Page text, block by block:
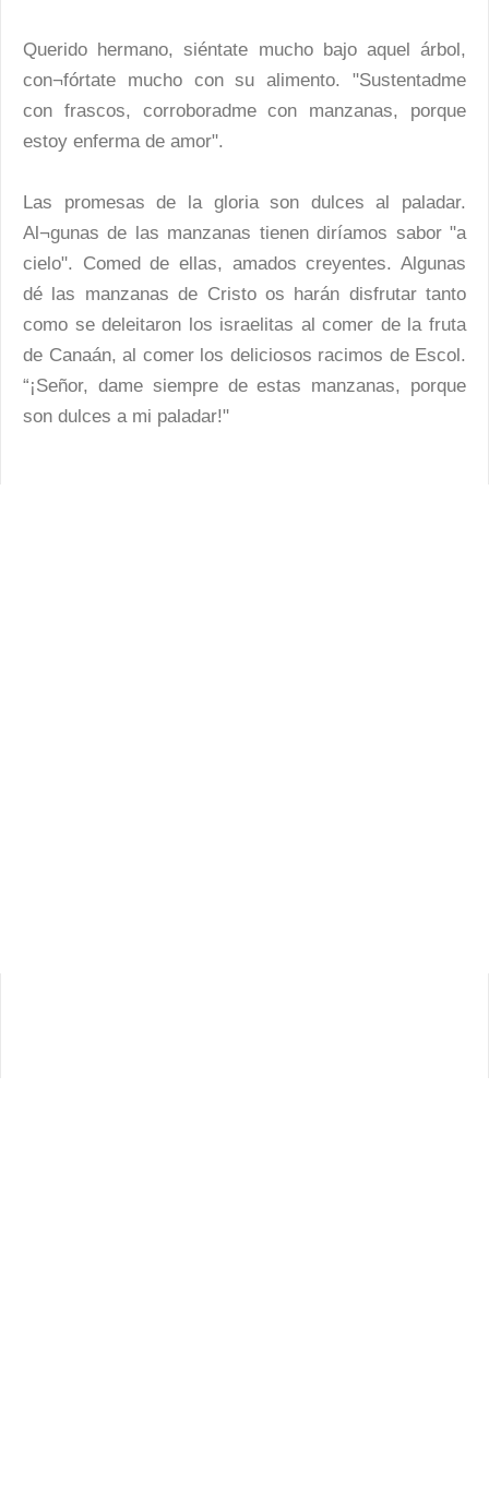
Querido hermano, siéntate mucho bajo aquel árbol,
con¬fórtate mucho con su alimento. "Sustentadme
con frascos, corroboradme con manzanas, porque
estoy enferma de amor".
Las promesas de la gloria son dulces al paladar.
Al¬gunas de las manzanas tienen diríamos sabor "a
cielo". Comed de ellas, amados creyentes. Algunas
dé las manzanas de Cristo os harán disfrutar tanto
como se deleitaron los israelitas al comer de la fruta
de Canaán, al comer los deliciosos racimos de Escol.
“¡Señor, dame siempre de estas manzanas, porque
son dulces a mi paladar!"